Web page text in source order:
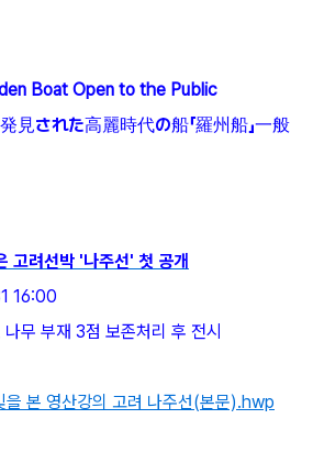
Boat Open to the Public
見された高麗時代の船「羅州船」一般
고려선박 '나주선' 첫 공개
16:00
무 부재 3점 보존처리 후 전시
을 본 영산강의 고려 나주선(본문).hwp